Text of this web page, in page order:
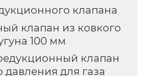
клапана
клапан из ковкого
100 мм
клапан
давления для газа